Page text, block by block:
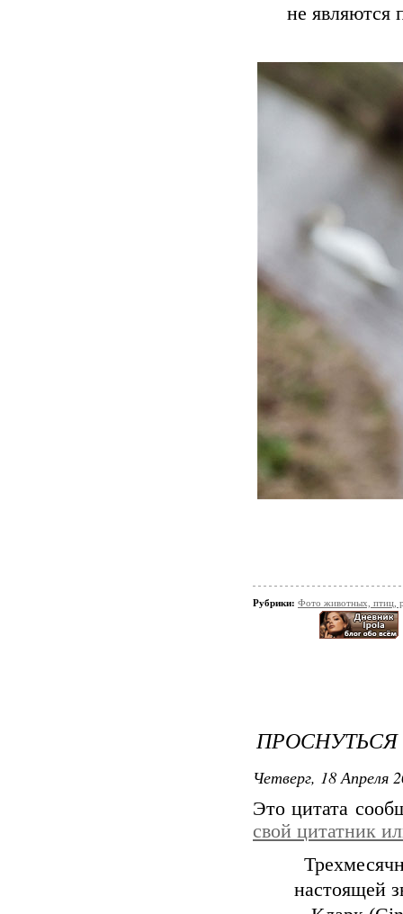
не являются
Рубрики: Фото животных, птиц,
Четверг, 18 Апреля
Это цитата
свой цитатник
настоящей